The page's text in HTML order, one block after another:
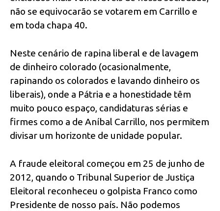
não se equivocarão se votarem em Carrillo e
em toda chapa 40.
Neste cenário de rapina liberal e de lavagem
de dinheiro colorado (ocasionalmente,
rapinando os colorados e lavando dinheiro os
liberais), onde a Pátria e a honestidade têm
muito pouco espaço, candidaturas sérias e
firmes como a de Aníbal Carrillo, nos permitem
divisar um horizonte de unidade popular.
A fraude eleitoral começou em 25 de junho de
2012, quando o Tribunal Superior de Justiça
Eleitoral reconheceu o golpista Franco como
Presidente de nosso país. Não podemos